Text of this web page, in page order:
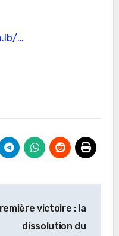
…
victoire : la
dissolution du